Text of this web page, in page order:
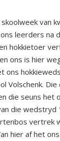
van
leerders na
hokkietoer
ons is hier
ons
Volschenk.
die seuns het
die wedstryd
vertrek
hier af het